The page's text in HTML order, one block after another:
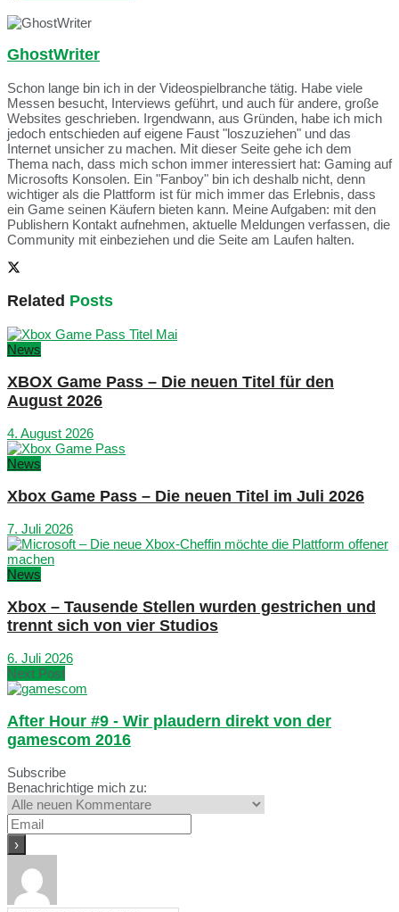
GhostWriter
Schon lange bin ich in der Videospielbranche tätig. Habe viele
Messen besucht, Interviews geführt, und auch für andere, große
Websites geschrieben. Irgendwann, aus Gründen, habe ich mich
jedoch entschieden auf eigene Faust "loszuziehen" und das
Internet unsicher zu machen. Mit dieser Seite gehe ich dem
Thema nach, dass mich schon immer interessiert hat: Gaming auf
Microsofts Konsolen. Ein "Fanboy" bin ich deshalb nicht, denn
wichtiger als die Plattform ist für mich immer das Erlebnis, dass
ein Game seinen Käufern bieten kann. Meine Aufgaben: mit den
Publishern Kontakt aufnehmen, aktuelle Meldungen verfassen, die
Community mit einbeziehen und die Seite am Laufen halten.
Related Posts
News
XBOX Game Pass – Die neuen Titel für den
August 2026
4. August 2026
News
Xbox Game Pass – Die neuen Titel im Juli 2026
7. Juli 2026
News
Xbox – Tausende Stellen wurden gestrichen und
trennt sich von vier Studios
6. Juli 2026
Next Post
After Hour #9 - Wir plaudern direkt von der
gamescom 2016
Subscribe
Benachrichtige mich zu: